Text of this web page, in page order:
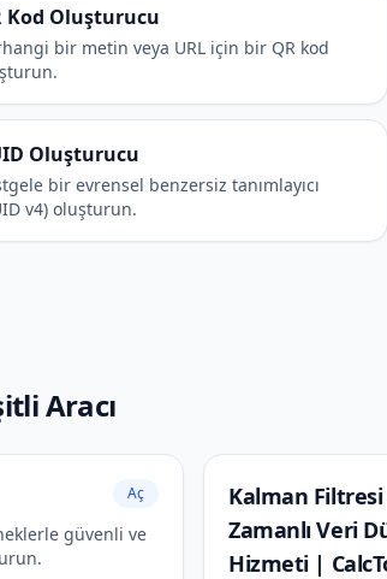
Kod Oluşturucu
bir metin veya URL için bir QR kod
Oluşturucu
bir evrensel benzersiz tanımlayıcı
v4) oluşturun.
Aracı
Aç
güvenli ve
Kalman Filtresi
Zamanlı Veri
Hizmeti |